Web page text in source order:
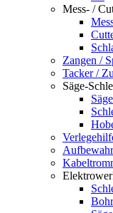
Mess- /
Zangen /
Tacker /
Säge-